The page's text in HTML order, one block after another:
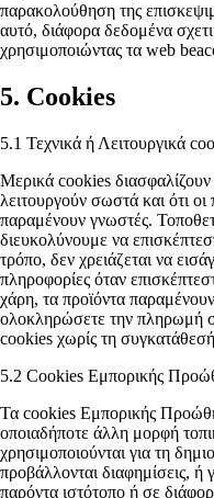
παρακολούθηση της
αυτό, διάφορα δεδομένα
χρησιμοποιώντας τα web
5. Cookies
5.1 Τεχνικά ή Λειτουργικά
Μερικά cookies διασφαλίζουν
λειτουργούν σωστά και ότι
παραμένουν γνωστές.
διευκολύνουμε να
τρόπο, δεν χρειάζεται να
πληροφορίες όταν
χάρη, τα προϊόντα
ολοκληρώσετε την πληρωμή
cookies χωρίς τη
5.2 Cookies Εμπορικής
Τα cookies Εμπορικής
οποιαδήποτε άλλη μορφή
χρησιμοποιούνται για τη
προβάλλονται διαφημίσεις,
παρόντα ιστότοπο ή σε